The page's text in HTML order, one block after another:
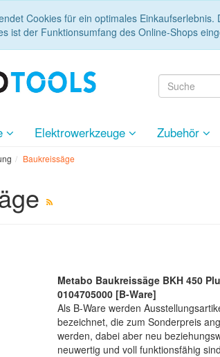
Cookies für ein optimales
ist der Funktionsumfang des Online-Shops
Elektrowerkzeuge Zubehör
Baukreissäge
Metabo Baukreissäge BKH 450
0104705000 [B-Ware]
Als B-Ware werden
bezeichnet, die zum Sonderpreis
werden, dabei aber neu
neuwertig und voll funktionsfähig